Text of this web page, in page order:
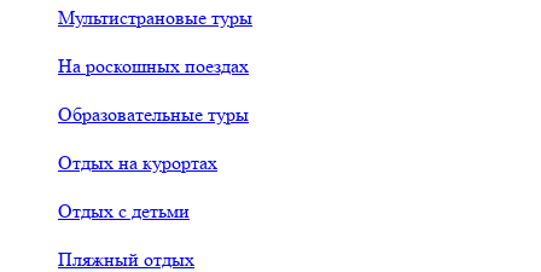
Мультистрановые туры
На роскошных поездах
Образовательные туры
Отдых на курортах
Отдых с детьми
Пляжный отдых